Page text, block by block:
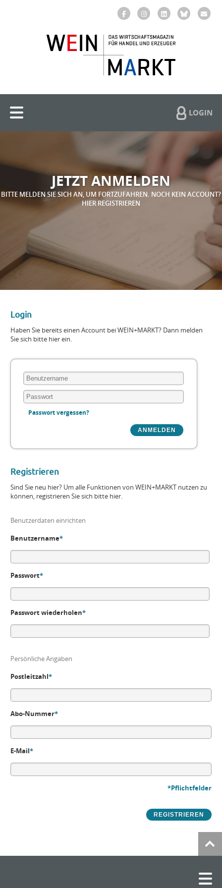
LOGIN
JETZT ANMELDEN
BITTE MELDEN SIE SICH AN, UM FORTZUFAHREN. NOCH KEIN ACCOUNT?
HIER REGISTRIEREN
Login
Haben Sie bereits einen Account bei WEIN+MARKT? Dann melden
Sie sich bitte hier ein.
Passwort vergessen?
Registrieren
Sind Sie neu hier? Um alle Funktionen von WEIN+MARKT nutzen zu
können, registrieren Sie sich bitte hier.
Benutzerdaten einrichten
Benutzername*
Passwort*
Passwort wiederholen*
Persönliche Angaben
Postleitzahl*
Abo-Nummer*
E-Mail*
*Pflichtfelder